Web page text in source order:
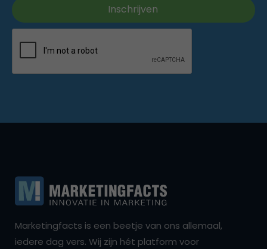
Marketingfacts is een beetje van ons allemaal,
iedere dag vers. Wij zijn hét platform voor